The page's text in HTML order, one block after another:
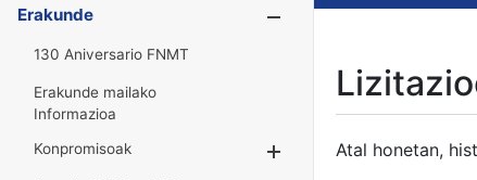
Erakunde
130 Aniversario FNMT
Erakunde mailako
Informazioa
Konpromisoak
Erakutsi/
Atal honetan,